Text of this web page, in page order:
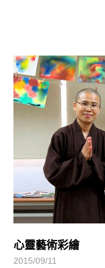
心靈藝術彩繪
2015/09/11